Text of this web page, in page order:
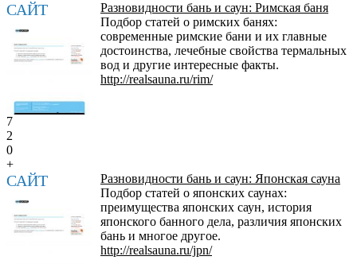
САЙТ
Разновидности бань и саун: Римская баня
Подбор статей о римских банях:
современные римские бани и их главные
достоинства, лечебные свойства термальных
вод и другие интересные факты.
http://realsauna.ru/rim/
7
2
0
+
САЙТ
Разновидности бань и саун: Японская сауна
Подбор статей о японских саунах:
преимущества японских саун, история
японского банного дела, различия японских
бань и многое другое.
http://realsauna.ru/jpn/